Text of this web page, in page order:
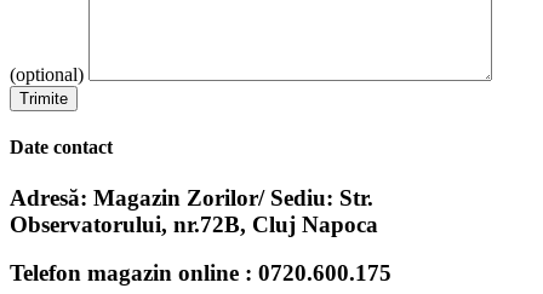
(optional)
Date contact
Adresă: Magazin Zorilor/ Sediu: Str.
Observatorului, nr.72B, Cluj Napoca
Telefon magazin online : 0720.600.175